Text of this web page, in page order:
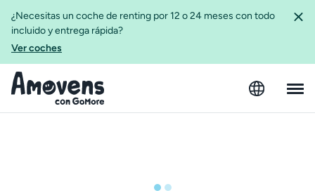
¿Necesitas un coche de renting por 12 o 24 meses con todo
incluido y entrega rápida?
Ver coches